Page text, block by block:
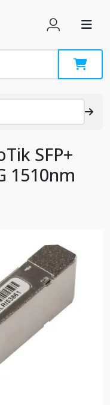
SFP+
1510nm